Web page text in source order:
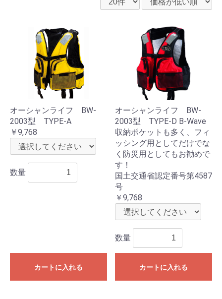
オーシャンライフ BW-
2003型 TYPE-A
￥9,768
数量
カートに入れる
オーシャンライフ BW-
2003型 TYPE-D B-Wave
収納ポケットも多く、フィ
ッシング用としてだけでな
く防災用としてもお勧めで
す！
国土交通省認定番号第4587
号
￥9,768
数量
カートに入れる